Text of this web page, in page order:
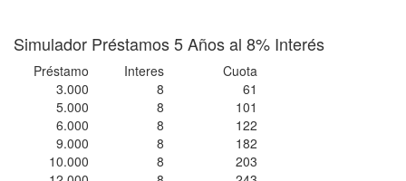
Simulador Préstamos 5 Años al 8% Interés
Préstamo Interes
Cuota
3.000
8
61
5.000
8
101
6.000
8
122
9.000
8
182
10.000
8
203